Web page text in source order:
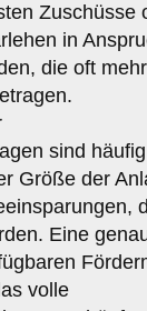
Zuschüsse
in
die oft
sind häufig
Größe der
Eine
volle